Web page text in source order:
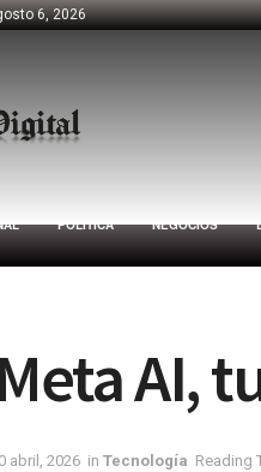
6, 2026
POLÍTICA NEGOCIOS
AI,
abril, 2026 in Tecnología Reading